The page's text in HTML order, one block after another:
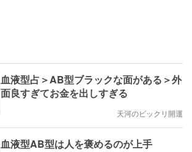
血液型占＞AB型ブラックな面がある＞外
面良すぎてお金を出しすぎる
天河のビックリ開運
血液型AB型は人を褒めるのが上手